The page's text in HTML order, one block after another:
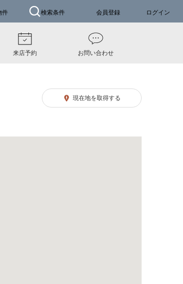
件 検索条件 会員登録 ログイン
来店予約 お問い合わせ
現在地を取得する